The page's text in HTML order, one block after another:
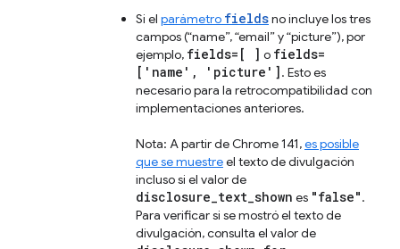
Si el parámetro fieldsno incluye los tres
campos (“name”, “email” y “picture”), por
ejemplo, fields=[ ] o fields=
['name', 'picture']. Esto es
necesario para la retrocompatibilidad con
implementaciones anteriores.
Nota: A partir de Chrome 141,es posible
que se muestreel texto de divulgación
incluso si el valor de
disclosure_text_shown es "false".
Para verificar si se mostró el texto de
divulgación, consulta el valor de